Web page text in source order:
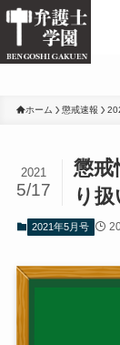
/* 変更前*/
ホーム 懲戒速報
懲戒
り
2021
5/17
2021年5月号